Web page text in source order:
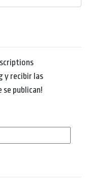
y recibir las
publican!